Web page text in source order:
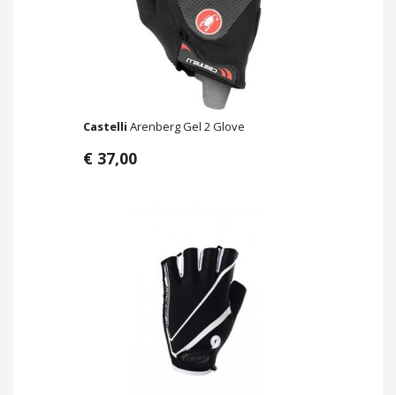
Castelli Arenberg Gel 2 Glove
€ 37,00